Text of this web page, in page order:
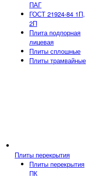
ПАГ
ГОСТ 21924-84 1П,
2П
Плита подпорная
лицевая
Плиты сплошные
Плиты трамвайные
Плиты перекрытия
Плиты перекрытия
ПК